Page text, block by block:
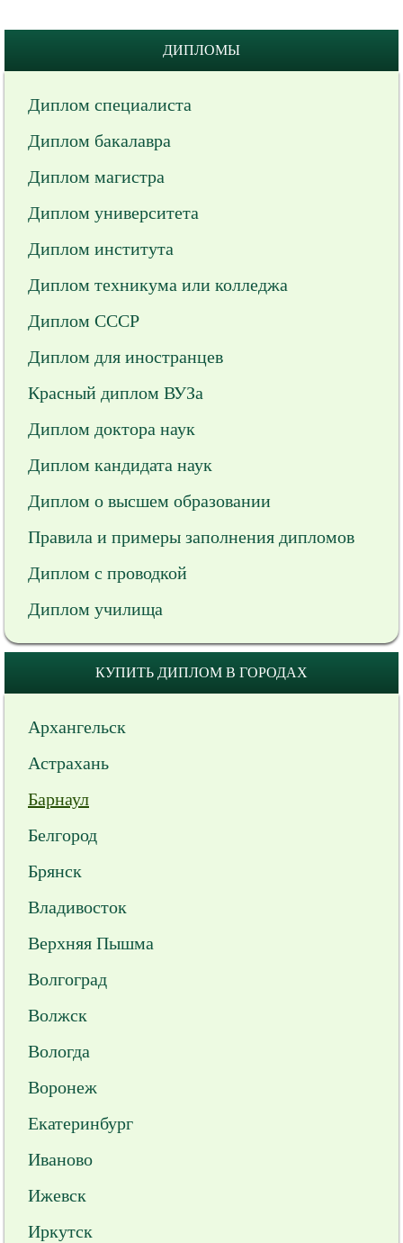
ДИПЛОМЫ
Диплом специалиста
Диплом бакалавра
Диплом магистра
Диплом университета
Диплом института
Диплом техникума или колледжа
Диплом СССР
Диплом для иностранцев
Красный диплом ВУЗа
Диплом доктора наук
Диплом кандидата наук
Диплом о высшем образовании
Правила и примеры заполнения дипломов
Диплом с проводкой
Диплом училища
КУПИТЬ ДИПЛОМ В ГОРОДАХ
Архангельск
Астрахань
Барнаул
Белгород
Брянск
Владивосток
Верхняя Пышма
Волгоград
Волжск
Вологда
Воронеж
Екатеринбург
Иваново
Ижевск
Иркутск